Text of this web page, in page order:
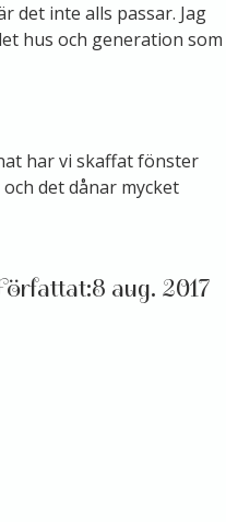
det inte alls passar. Jag
hus och generation som
har vi skaffat fönster
det dånar mycket
8 aug. 2017